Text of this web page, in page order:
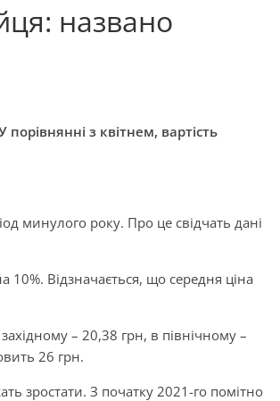
названо
з квітнем, вартість
минулого року. Про це свідчать дані
Відзначається, що середня ціна
– 20,38 грн, в північному –
26 грн.
зростати. З початку 2021-го помітно